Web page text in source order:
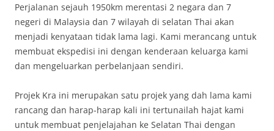
Perjalanan sejauh 1950km merentasi 2 negara dan 7
negeri di Malaysia dan 7 wilayah di selatan Thai akan
menjadi kenyataan tidak lama lagi. Kami merancang untuk
membuat ekspedisi ini dengan kenderaan keluarga kami
dan mengeluarkan perbelanjaan sendiri.
Projek Kra ini merupakan satu projek yang dah lama kami
rancang dan harap-harap kali ini tertunailah hajat kami
untuk membuat penjelajahan ke Selatan Thai dengan